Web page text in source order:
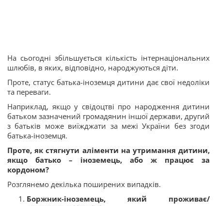
На сьогодні збільшується кількість інтернаціональних
шлюбів, в яких, відповідно, народжуються діти.
Проте, статус батька-іноземця дитини дає свої недоліки
та переваги.
Наприклад, якщо у свідоцтві про народження дитини
батьком зазначений громадянин іншої держави, другий
з батьків може виїжджати за межі України без згоди
батька-іноземця.
Проте, як стягнути аліменти на утримання дитини,
якщо батько – іноземець, або ж працює за
кордоном?
Розглянемо декілька поширених випадків.
Боржник-іноземець, який проживає/